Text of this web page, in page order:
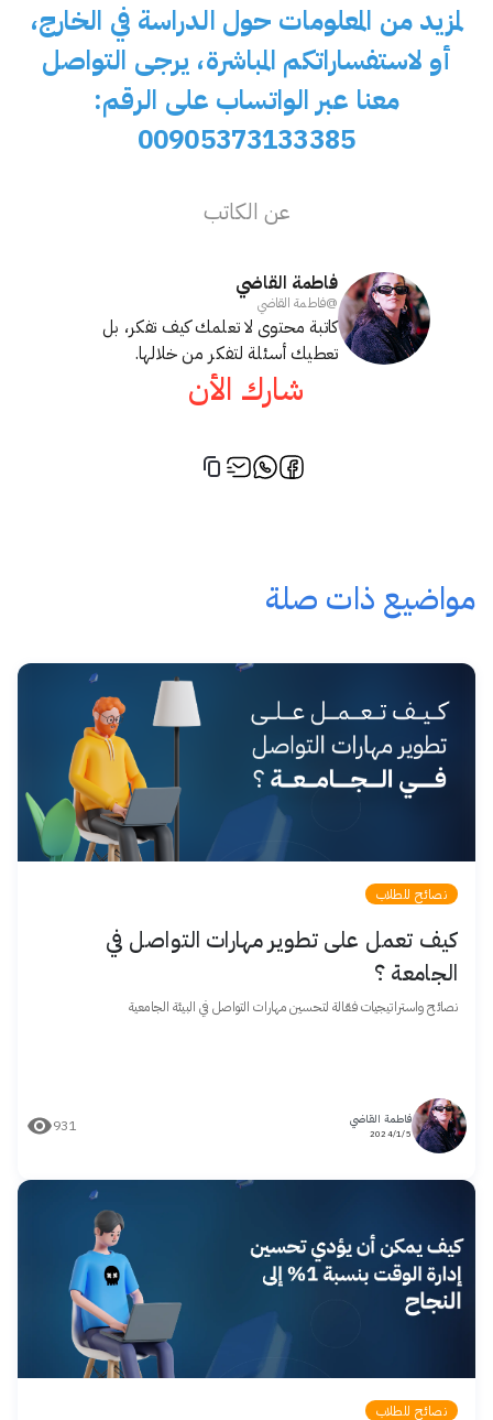
لمزيد من المعلومات حول الدراسة في الخارج،
أو لاستفساراتكم المباشرة، يرجى التواصل
معنا عبر الواتساب على الرقم:
00905373133385
عن الكاتب
فاطمة القاضي
@فاطمة القاضي
كاتبة محتوى لا تعلمك كيف تفكر، بل
تعطيك أسئلة لتفكر من خلالها.
شارك الأن
مواضيع ذات صلة
نصائح للطلاب
كيف تعمل على تطوير مهارات التواصل في
الجامعة ؟
نصائح واستراتيجيات فعّالة لتحسين مهارات التواصل في البيئة الجامعية
فاطمة القاضي
5/‏1/‏2024
931
نصائح للطلاب